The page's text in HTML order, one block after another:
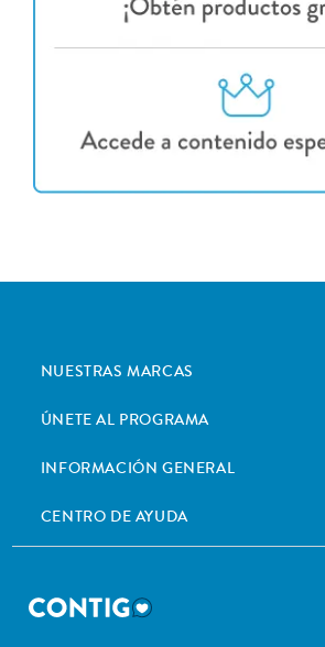
NUESTRAS MARCAS
ÚNETE AL PROGRAMA
INFORMACIÓN GENERAL
CENTRO DE AYUDA